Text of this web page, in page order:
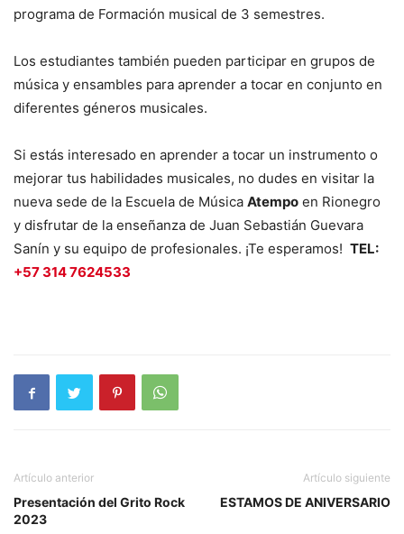
programa de Formación musical de 3 semestres.
Los estudiantes también pueden participar en grupos de
música y ensambles para aprender a tocar en conjunto en
diferentes géneros musicales.
Si estás interesado en aprender a tocar un instrumento o
mejorar tus habilidades musicales, no dudes en visitar la
nueva sede de la Escuela de Música Atempo en Rionegro
y disfrutar de la enseñanza de Juan Sebastián Guevara
Sanín y su equipo de profesionales. ¡Te esperamos! TEL:
+57 314 7624533
Artículo anterior
Presentación del Grito Rock
2023
Artículo siguiente
ESTAMOS DE ANIVERSARIO